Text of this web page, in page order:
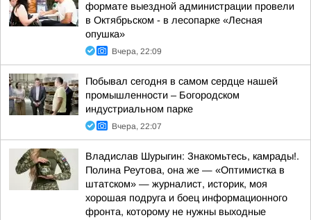
формате выездной администрации провели
в Октябрьском - в лесопарке «Лесная
опушка»
Вчера, 22:09
Побывал сегодня в самом сердце нашей
промышленности – Богородском
индустриальном парке
Вчера, 22:07
Владислав Шурыгин: Знакомьтесь, камрады!.
Полина Реутова, она же — «Оптимистка в
штатском» — журналист, историк, моя
хорошая подруга и боец информационного
фронта, которому не нужны выходные